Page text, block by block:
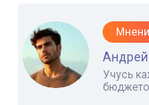
Андрей
Учусь